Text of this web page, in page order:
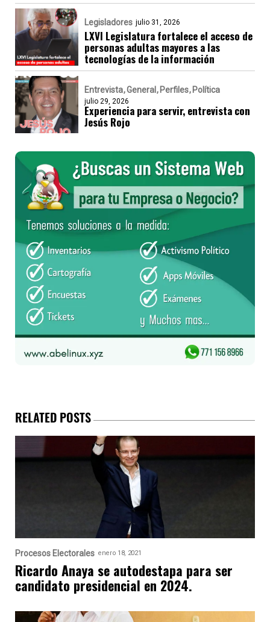
Legisladores julio 31, 2026
LXVI Legislatura fortalece el acceso de
personas adultas mayores a las
tecnologías de la información
Entrevista General Perfiles Política
julio 29, 2026
Experiencia para servir, entrevista con
Jesús Rojo
RELATED POSTS
Procesos Electorales enero 18, 2021
Ricardo Anaya se autodestapa para ser
candidato presidencial en 2024.